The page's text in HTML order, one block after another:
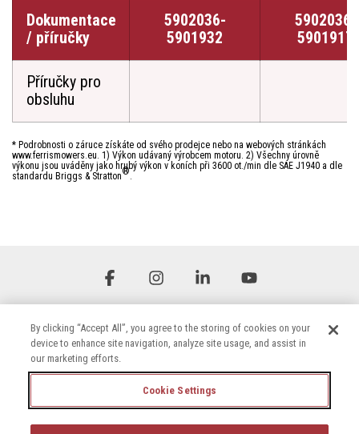
Dokumentace
/ příručky
5902036-
5901932
5902036-
5901917
Příručky pro
obsluhu
* Podrobnosti o záruce získáte od svého prodejce nebo na webových stránkách
www.ferrismowers.eu. 1) Výkon udávaný výrobcem motoru. 2) Všechny úrovně
výkonu jsou uváděny jako hrubý výkon v koních při 3600 ot./min dle SAE J1940 a dle
standardu Briggs & Stratton®.
FacebookInstagramLinkedin
By clicking “Accept All”, you agree to the storing of cookies on your
device to enhance site navigation, analyze site usage, and assist in
our marketing efforts.
Cookie Settings